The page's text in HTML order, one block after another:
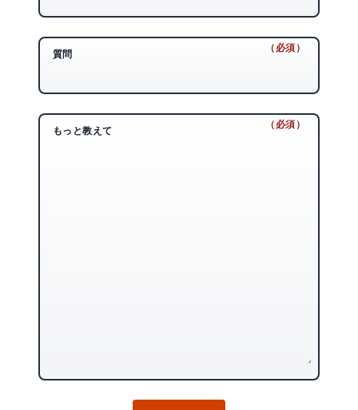
質問（必須） （必須）
もっと教えて （必須）